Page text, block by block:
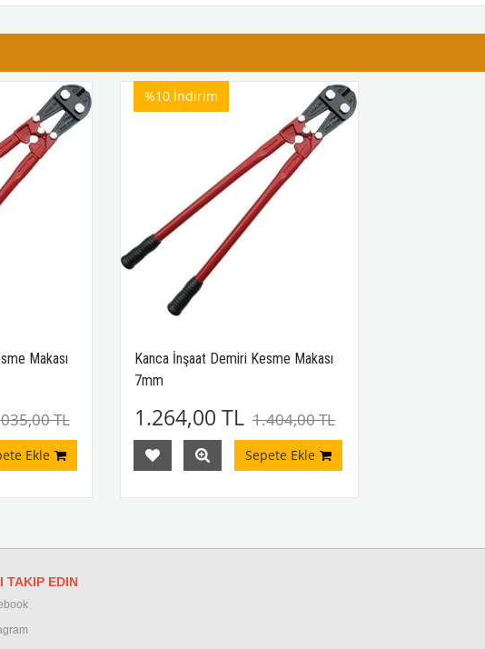
Makası
TL
Ekle
Kanca İnşaat Demiri Kesme Makası
7mm
1.264,00 TL 1.404,00 TL
Sepete Ekle
%10 İndirim
TAKIP EDIN